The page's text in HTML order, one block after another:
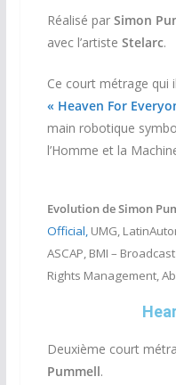
Réalisé par Simon
avec l’artiste Stelarc.
Ce court métrage qui
« Heaven For
main robotique
l’Homme et la
Evolution de Simon
Official, UMG,
ASCAP, BMI –
Rights Management,
Deuxième court
Pummell.